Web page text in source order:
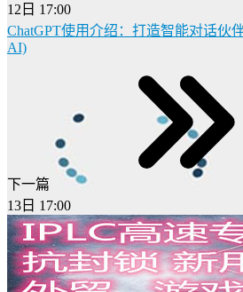
12日 17:00
ChatGPT使用介绍：打造智能对话伙
AI)
下一篇
13日 17:00